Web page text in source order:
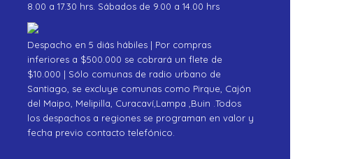
8.00 a 17.30 hrs. Sábados de 9.00 a 14.00 hrs
Despacho en 5 diás hábiles | Por compras
inferiores a $500.000 se cobrará un flete de
$10.000 | Sólo comunas de radio urbano de
Santiago, se excluye comunas como Pirque, Cajón
del Maipo, Melipilla, Curacaví,Lampa ,Buin .Todos
los despachos a regiones se programan en valor y
fecha previo contacto telefónico.